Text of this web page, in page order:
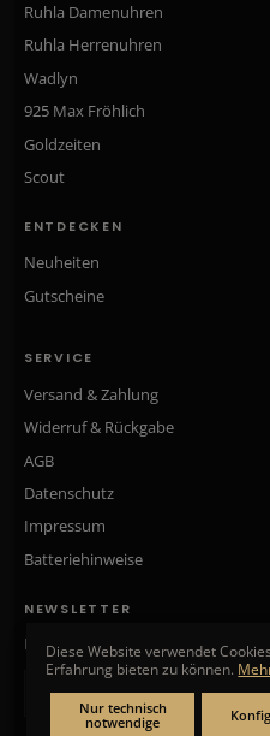
Ruhla Damenuhren
Ruhla Herrenuhren
Wadlyn
925 Max Fröhlich
Goldzeiten
Scout
ENTDECKEN
Neuheiten
Gutscheine
SERVICE
Versand & Zahlung
Widerruf & Rückgabe
AGB
Datenschutz
Impressum
Batteriehinweise
NEWSLETTER
Neue Kollektionen, exklusive
Diese Website verwendet
Erfahrung bieten zu können.
Nur technisch
notwendige